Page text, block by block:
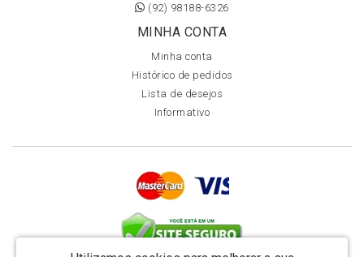
(92) 98188-6326
MINHA CONTA
Minha conta
Histórico de pedidos
Lista de desejos
Informativo